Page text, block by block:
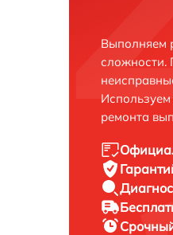
Выполняем
сложности.
ремонта